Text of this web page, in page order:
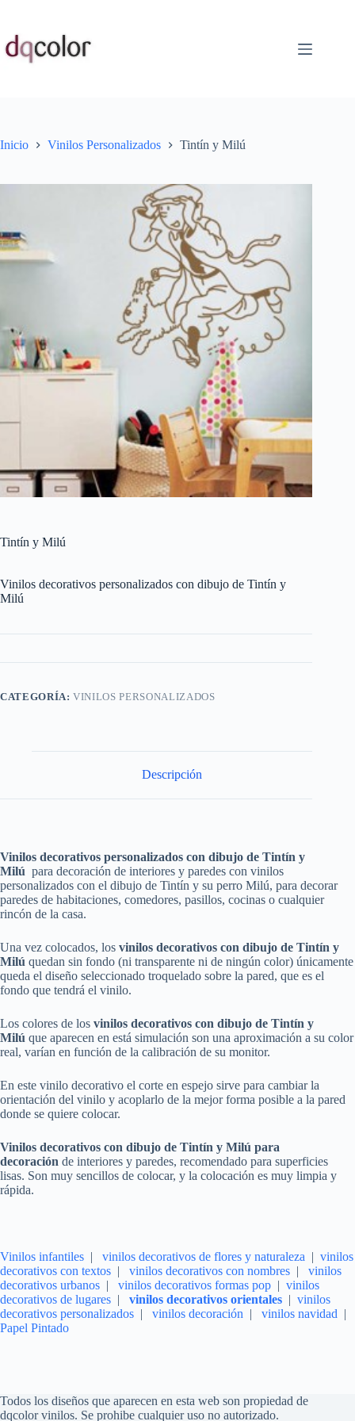
contenido
Inicio Vinilos Personalizados Tintín y Milú
Tintín y Milú
Vinilos decorativos personalizados con dibujo de Tintín y
Milú
CATEGORÍA:VINILOS PERSONALIZADOS
Descripción
Vinilos decorativos personalizados con dibujo de Tintín y
Milú para decoración de interiores y paredes con vinilos
personalizados con el dibujo de Tintín y su perro Milú, para decorar
paredes de habitaciones, comedores, pasillos, cocinas o cualquier
rincón de la casa.
Una vez colocados, los vinilos decorativos con dibujo de Tintín y
Milú quedan sin fondo (ni transparente ni de ningún color) únicamente
queda el diseño seleccionado troquelado sobre la pared, que es el
fondo que tendrá el vinilo.
Los colores de los vinilos decorativos con dibujo de Tintín y
Milú que aparecen en está simulación son una aproximación a su color
real, varían en función de la calibración de su monitor.
En este vinilo decorativo el corte en espejo sirve para cambiar la
orientación del vinilo y acoplarlo de la mejor forma posible a la pared
donde se quiere colocar.
Vinilos decorativos con dibujo de Tintín y Milú para
decoración de interiores y paredes, recomendado para superficies
lisas. Son muy sencillos de colocar, y la colocación es muy limpia y
rápida.
Vinilos infantiles | vinilos decorativos de flores y naturaleza | vinilos
decorativos con textos | vinilos decorativos con nombres | vinilos
decorativos urbanos | vinilos decorativos formas pop | vinilos
decorativos de lugares | vinilos decorativos orientales | vinilos
decorativos personalizados | vinilos decoración | vinilos navidad |
Papel Pintado
Todos los diseños que aparecen en esta web son propiedad de
dqcolor vinilos. Se prohibe cualquier uso no autorizado.